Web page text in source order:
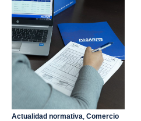
Actualidad normativa, Comercio